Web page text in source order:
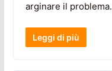
arginare il problema.
Leggi di più